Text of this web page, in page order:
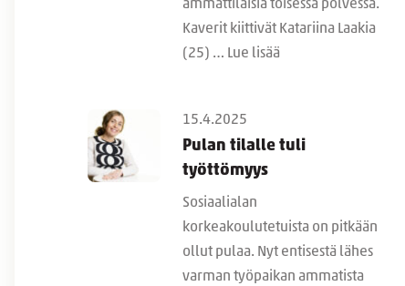
ammattilaisia toisessa polvessa.
Kaverit kiittivät Katariina Laakia
(25) … Lue lisää
15.4.2025
Pulan tilalle tuli
työttömyys
Sosiaalialan
korkeakoulutetuista on pitkään
ollut pulaa. Nyt entisestä lähes
varman työpaikan ammatista